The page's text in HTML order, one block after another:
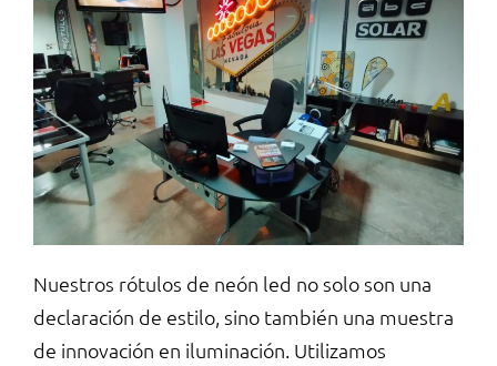
Nuestros rótulos de neón led no solo son una
declaración de estilo, sino también una muestra
de innovación en iluminación. Utilizamos